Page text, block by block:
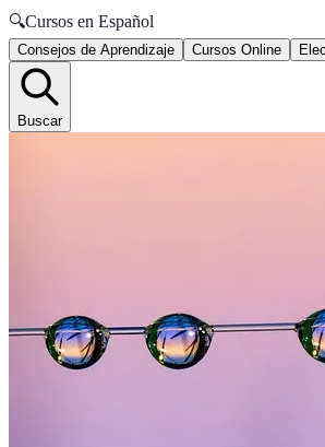
🔍Cursos en Español
Consejos de Aprendizaje Cursos Online
Buscar